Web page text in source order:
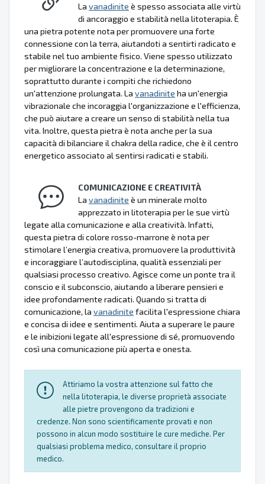
La vanadinite è spesso associata alle virtù
di ancoraggio e stabilità nella litoterapia. È
una pietra potente nota per promuovere una forte
connessione con la terra, aiutandoti a sentirti radicato e
stabile nel tuo ambiente fisico. Viene spesso utilizzato
per migliorare la concentrazione e la determinazione,
soprattutto durante i compiti che richiedono
un'attenzione prolungata. La vanadinite ha un'energia
vibrazionale che incoraggia l'organizzazione e l'efficienza,
che può aiutare a creare un senso di stabilità nella tua
vita. Inoltre, questa pietra è nota anche per la sua
capacità di bilanciare il chakra della radice, che è il centro
energetico associato al sentirsi radicati e stabili.
COMUNICAZIONE E CREATIVITÀ
La vanadinite è un minerale molto
apprezzato in litoterapia per le sue virtù
legate alla comunicazione e alla creatività. Infatti,
questa pietra di colore rosso-marrone è nota per
stimolare l’energia creativa, promuovere la produttività
e incoraggiare l’autodisciplina, qualità essenziali per
qualsiasi processo creativo. Agisce come un ponte tra il
conscio e il subconscio, aiutando a liberare pensieri e
idee profondamente radicati. Quando si tratta di
comunicazione, la vanadinite facilita l'espressione chiara
e concisa di idee e sentimenti. Aiuta a superare le paure
e le inibizioni legate all'espressione di sé, promuovendo
così una comunicazione più aperta e onesta.
Attiriamo la vostra attenzione sul fatto che
nella litoterapia, le diverse proprietà associate
alle pietre provengono da tradizioni e
credenze. Non sono scientificamente provati e non
possono in alcun modo sostituire le cure mediche. Per
qualsiasi problema medico, consultare il proprio
medico.